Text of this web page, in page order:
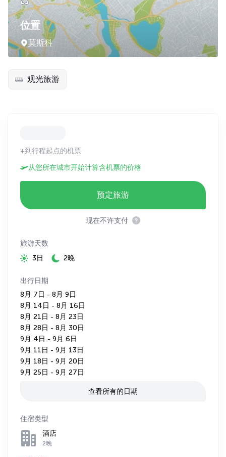
位置
莫斯科
观光旅游
+到行程起点的机票
从您所在城市开始计算含机票的价格
预定旅游
现在不许支付
旅游天数
3日
2晚
出行日期
8月 7日 - 8月 9日
8月 14日 - 8月 16日
8月 21日 - 8月 23日
8月 28日 - 8月 30日
9月 4日 - 9月 6日
9月 11日 - 9月 13日
9月 18日 - 9月 20日
9月 25日 - 9月 27日
查看所有的日期
住宿类型
酒店
2晚